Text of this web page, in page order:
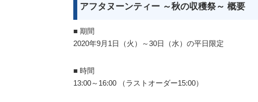
アフタヌーンティー ～秋の収穫祭～ 概要
■ 期間
2020年9月1日（火）～30日（水）の平日限定
■ 時間
13:00～16:00 （ラストオーダー15:00）